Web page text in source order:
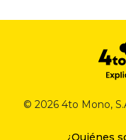
© 2026 4to Mono,
¿Quiénes